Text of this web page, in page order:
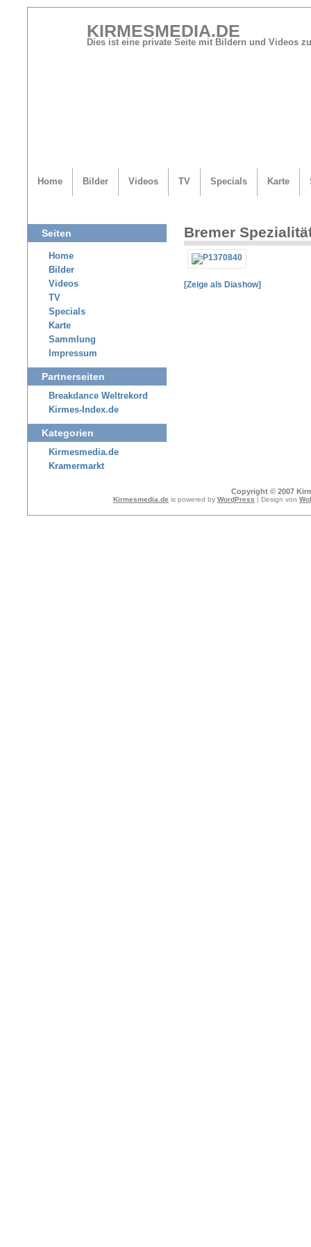
KIRMESMEDIA.DE
Dies ist eine private Seite mit Bildern und Videos
Home Bilder Videos TV Specials Karte
Bremer
[Zeige als Diashow]
Seiten
Home
Bilder
Videos
TV
Specials
Karte
Sammlung
Impressum
Partnerseiten
Breakdance Weltrekord
Kirmes-Index.de
Kategorien
Kirmesmedia.de
Kramermarkt
Copyright © 2007
Kirmesmedia.de is powered by WordPress | Design von